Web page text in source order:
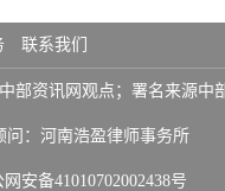
联系我们
资讯网观点；署名来源中
问：河南浩盈律师事务所
安备41010702002438号